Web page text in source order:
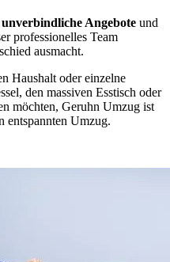
unverbindliche Angebote und
professionelles Team
ausmacht.
Haushalt oder einzelne
den massiven Esstisch oder
möchten, Geruhn Umzug ist
entspannten Umzug.